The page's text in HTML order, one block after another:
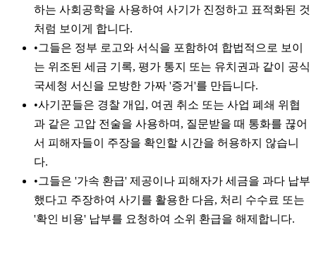
하는 사회공학을 사용하여 사기가 진정하고 표적화된 것
처럼 보이게 합니다.
•그들은 정부 로고와 서식을 포함하여 합법적으로 보이
는 위조된 세금 기록, 평가 통지 또는 유치권과 같이 공식
국세청 서신을 모방한 가짜 '증거'를 만듭니다.
•사기꾼들은 경찰 개입, 여권 취소 또는 사업 폐쇄 위협
과 같은 고압 전술을 사용하며, 질문받을 때 통화를 끊어
서 피해자들이 주장을 확인할 시간을 허용하지 않습니
다.
•그들은 '가속 환급' 제공이나 피해자가 세금을 과다 납부
했다고 주장하여 사기를 활용한 다음, 처리 수수료 또는
'확인 비용' 납부를 요청하여 소위 환급을 해제합니다.